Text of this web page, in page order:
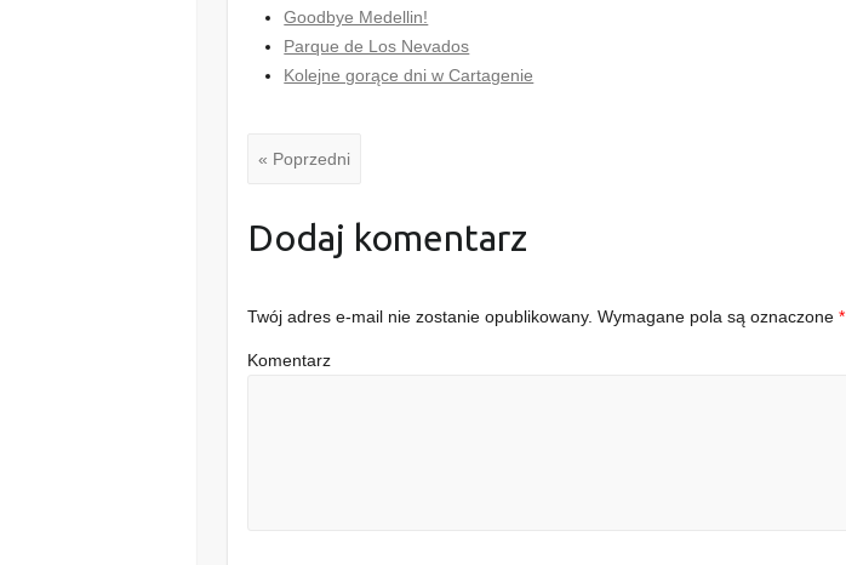
Goodbye Medellin!
Parque de Los Nevados
Kolejne gorące dni w Cartagenie
« Poprzedni
Dodaj komentarz
Twój adres e-mail nie zostanie opublikowany. Wymagane pola są oznaczone*
Komentarz